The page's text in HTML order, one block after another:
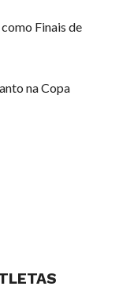
Finais de
na Copa